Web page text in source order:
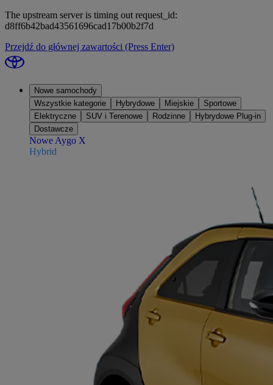
The upstream server is timing out request_id:
d8ff6b42bad43561696cad17b00b2f7d
Przejdź do głównej zawartości (Press Enter)
Nowe samochody
Wszystkie kategorie
Hybrydowe Miejskie
Sportowe
Elektryczne
SUV i Terenowe Rodzinne
Hybrydowe Plug-in
Dostawcze
Nowe Aygo X
Hybrid